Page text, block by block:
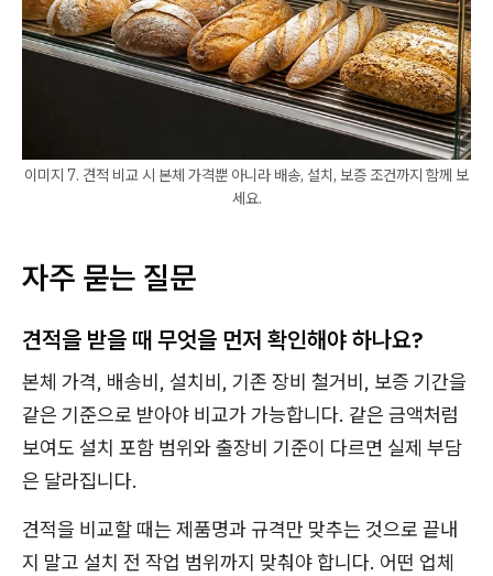
이미지 7. 견적 비교 시 본체 가격뿐 아니라 배송, 설치, 보증 조건까지 함께 보
세요.
자주 묻는 질문
견적을 받을 때 무엇을 먼저 확인해야 하나요?
본체 가격, 배송비, 설치비, 기존 장비 철거비, 보증 기간을
같은 기준으로 받아야 비교가 가능합니다. 같은 금액처럼
보여도 설치 포함 범위와 출장비 기준이 다르면 실제 부담
은 달라집니다.
견적을 비교할 때는 제품명과 규격만 맞추는 것으로 끝내
지 말고 설치 전 작업 범위까지 맞춰야 합니다. 어떤 업체